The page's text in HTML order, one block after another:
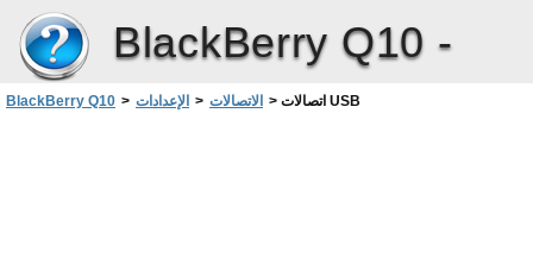
BlackBerry Q10 -
BlackBerry Q10 > الإعدادات > الاتصالات > اتصالات USB